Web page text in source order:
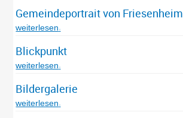
Gemeindeportrait von Friesenheim
weiterlesen
Blickpunkt
weiterlesen
Bildergalerie
weiterlesen